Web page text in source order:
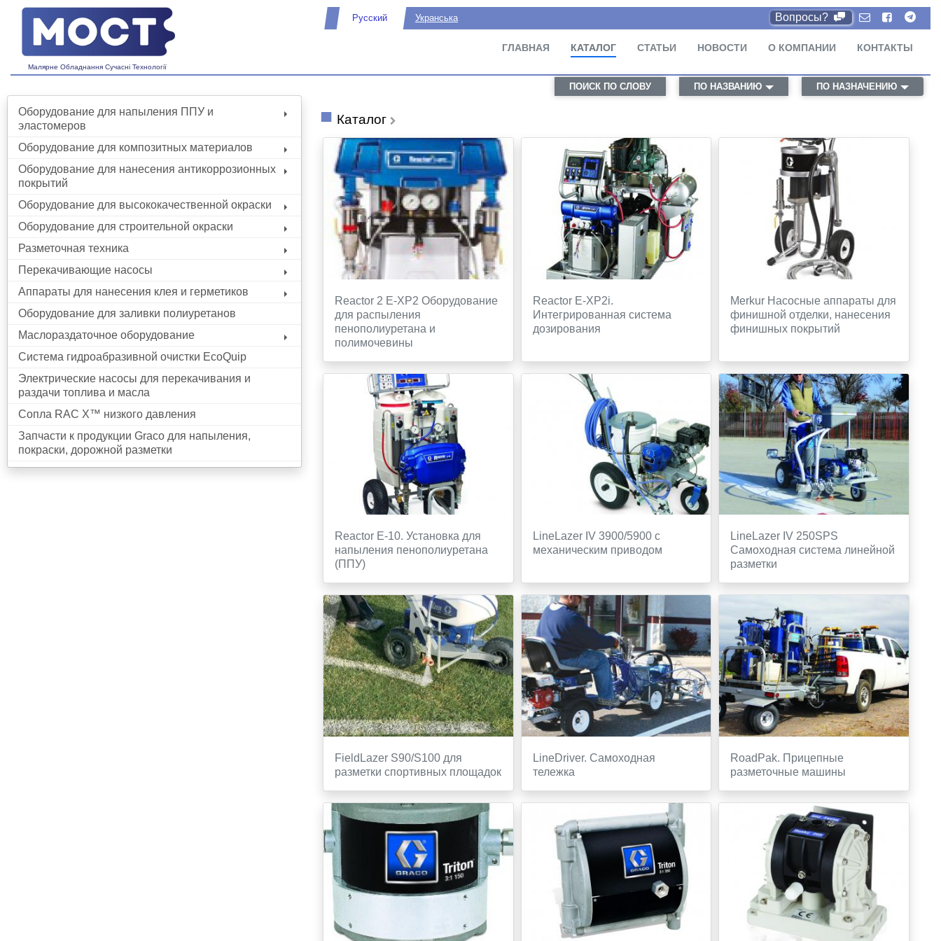
Малярне Обладнання Сучасні Технології
Русский Укранська Вопросы?
ГЛАВНАЯ КАТАЛОГ СТАТЬИ НОВОСТИ О КОМПАНИИ КОНТАКТЫ
ПОИСК ПО СЛОВУ ПО НАЗВАНИЮ ПО НАЗНАЧЕНИЮ
Оборудование для напыления ППУ и
эластомеров
Оборудование для композитных материалов
Оборудование для нанесения антикоррозионных
покрытий
Оборудование для высококачественной окраски
Оборудование для строительной окраски
Разметочная техника
Перекачивающие насосы
Аппараты для нанесения клея и герметиков
Оборудование для заливки полиуретанов
Маслораздаточное оборудование
Система гидроабразивной очистки EcoQuip
Электрические насосы для перекачивания и
раздачи топлива и масла
Сопла RAC X™ низкого давления
Запчасти к продукции Graco для напыления,
покраски, дорожной разметки
Каталог
Reactor 2 E-XP2 Оборудование
для распыления
пенополиуретана и
полимочевины
Reactor E-XP2i.
Интегрированная система
дозирования
Merkur Насосные аппараты для
финишной отделки, нанесения
финишных покрытий
Reactor E-10. Установка для
напыления пенополиуретана
(ППУ)
LineLazer IV 3900/5900 с
механическим приводом
LineLazer IV 250SPS
Самоходная система линейной
разметки
FieldLazer S90/S100 для
разметки спортивных площадок
LineDriver. Самоходная
тележка
RoadPak. Прицепные
разметочные машины